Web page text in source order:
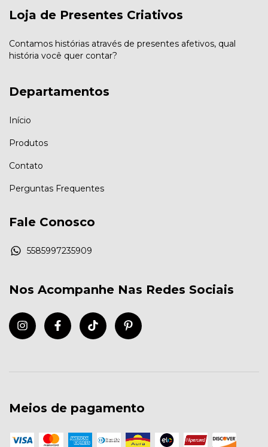
Loja de Presentes Criativos
Contamos histórias através de presentes afetivos, qual
história você quer contar?
Departamentos
Início
Produtos
Contato
Perguntas Frequentes
Fale Conosco
5585997235909
Nos Acompanhe Nas Redes Sociais
Meios de pagamento